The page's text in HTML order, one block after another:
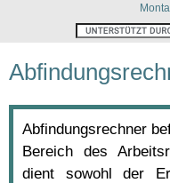
Abfindungsrechner
Bereich des
dient sowohl der